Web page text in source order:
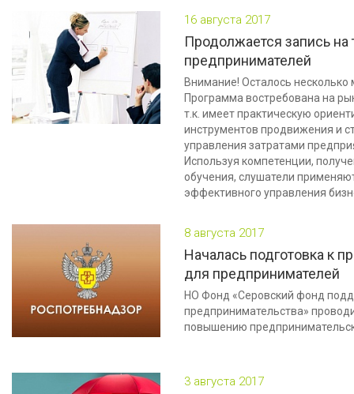
16 августа 2017
Продолжается запись на
предпринимателей
Внимание! Осталось несколько
Программа востребована на
т.к. имеет практическую
инструментов продвижения и
управления затратами
Используя компетенции,
обучения, слушатели
эффективного управления
8 августа 2017
Началась подготовка к
для предпринимателей
НО Фонд «Серовский фонд
предпринимательства»
повышению
3 августа 2017